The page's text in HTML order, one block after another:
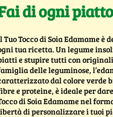
di ogni
Tuo Tocco di Soia Edamame è
tua ricetta. Un legume
e stupire tutti con
delle leguminose,
dal colore verde
e proteine, è ideale per
di Soia Edamame nel
di personalizzare i tuoi